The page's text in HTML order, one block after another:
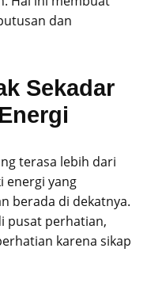
dan
Sekadar
terasa lebih dari
energi yang
berada di dekatnya.
pusat perhatian,
karena sikap